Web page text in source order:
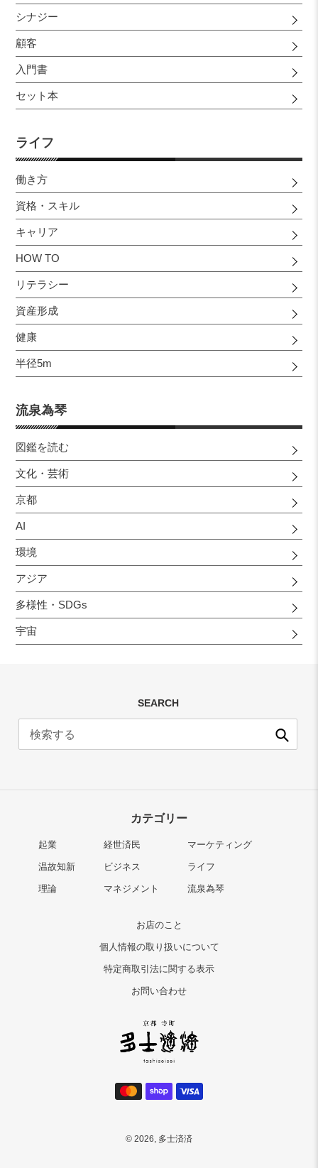
シナジー
顧客
入門書
セット本
ライフ
働き方
資格・スキル
キャリア
HOW TO
リテラシー
資産形成
健康
半径5m
流泉為琴
図鑑を読む
文化・芸術
京都
AI
環境
アジア
多様性・SDGs
宇宙
SEARCH
送
カテゴリー
起業
温故知新
理論
経世済民
ビジネス
マネジメント
マーケティング
ライフ
流泉為琴
お店のこと
個人情報の取り扱いについて
特定商取引法に関する表示
お問い合わせ
決
済
© 2026, 多士済済